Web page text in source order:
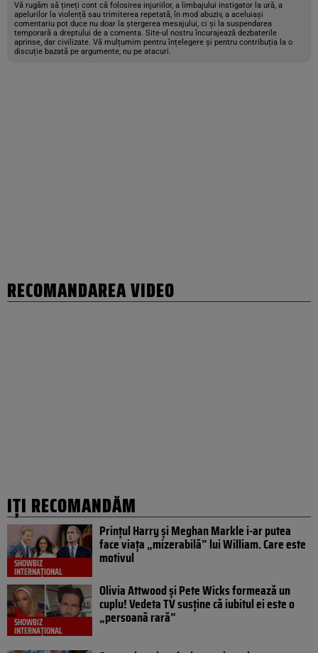
Vă rugăm să țineți cont că folosirea injuriilor, a limbajului instigator la ură, a
apelurilor la violență sau trimiterea repetată, în mod abuziv, a aceluiași
comentariu pot duce nu doar la ștergerea mesajului, ci și la suspendarea
temporară a dreptului de a comenta. Site-ul nostru încurajează dezbaterile
aprinse, dar civilizate. Vă mulțumim pentru înțelegere și pentru contribuția la o
discuție bazată pe argumente, nu pe atacuri.
RECOMANDAREA VIDEO
IȚI RECOMANDĂM
SHOWBIZ
INTERNAȚIONAL
Prințul Harry și Meghan Markle i-ar putea
face viața „mizerabilă” lui William. Care este
motivul
SHOWBIZ
INTERNAȚIONAL
Olivia Attwood și Pete Wicks formează un
cuplu! Vedeta TV susține că iubitul ei este o
„persoană rară”